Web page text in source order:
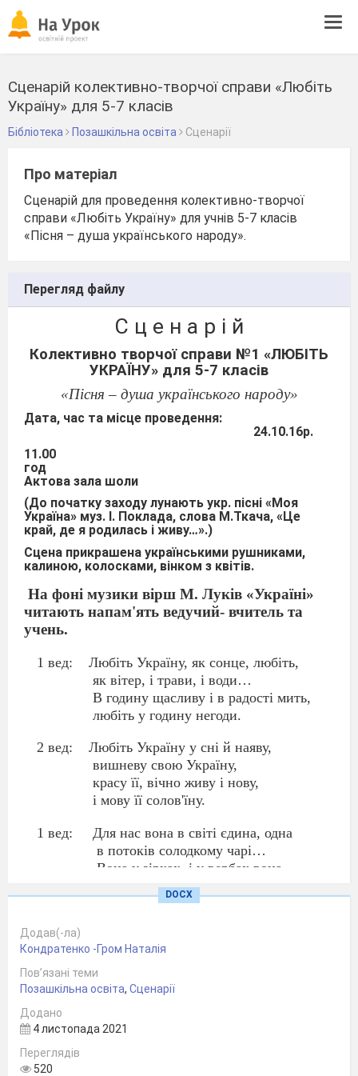
Сценарій колективно-творчої справи «Любіть
Україну» для 5-7 класів
Бібліотека Позашкільна освіта Сценарії
Про матеріал
Сценарій для проведення колективно-творчої
справи «Любіть Україну» для учнів 5-7 класів
«Пісня – душа українського народу».
Перегляд файлу
С ц е н а р і й
Колективно творчої справи №1 «ЛЮБІТЬ
УКРАЇНУ» для 5-7 класів
«Пісня – душа українського народу»
Дата, час та місце проведення:
24.10.16р.
11.00
год
Актова зала шоли
(До початку заходу лунають укр. пісні «Моя
Україна» муз. І. Поклада, слова М.Ткача, «Це
край, де я родилась і живу…».)
Сцена прикрашена українськими рушниками,
калиною, колосками, вінком з квітів.
На фоні музики вірш М. Луків «Україні»
читають напам'ять ведучий- вчитель та
учень.
1 вед:
Любіть Україну, як сонце, любіть,
як вітер, і трави, і води…
В годину щасливу і в радості мить,
любіть у годину негоди.
2 вед:
Любіть Україну у сні й наяву,
вишневу свою Україну,
красу її, вічно живу і нову,
і мову її солов'їну.
1 вед:
Для нас вона в світі єдина, одна
в потоків солодкому чарі…
Вона у зірках, і у вербах вона,
і в кожному серця ударі,
Всім серцем любіть Україну свою —
і вічні ми будемо з нею!
Доброго настрою на нашім святі, святі
української пісні!
DOCX
Додав(-ла)
Кондратенко -Гром Наталія
Пов’язані теми
Позашкільна освіта, Сценарії
Додано
4 листопада 2021
Переглядів
520